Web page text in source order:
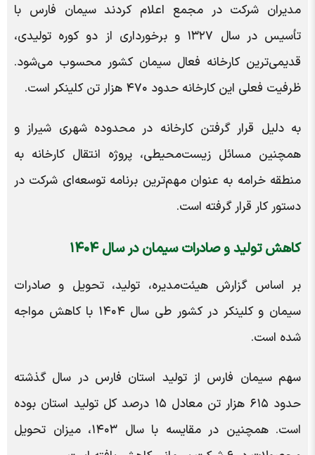
مدیران شرکت در مجمع اعلام کردند سیمان فارس با
تأسیس در سال ۱۳۲۷ و برخورداری از دو کوره تولیدی،
قدیمی‌ترین کارخانه فعال سیمان کشور محسوب می‌شود.
ظرفیت فعلی این کارخانه حدود ۴۷۰ هزار تن کلینکر است.
به دلیل قرار گرفتن کارخانه در محدوده شهری شیراز و
همچنین مسائل زیست‌محیطی، پروژه انتقال کارخانه به
منطقه خرامه به عنوان مهم‌ترین برنامه توسعه‌ای شرکت در
دستور کار قرار گرفته است.
کاهش تولید و صادرات سیمان در سال ۱۴۰۴
بر اساس گزارش هیئت‌مدیره، تولید، تحویل و صادرات
سیمان و کلینکر در کشور طی سال ۱۴۰۴ با کاهش مواجه
شده است.
سهم سیمان فارس از تولید استان فارس در سال گذشته
حدود ۶۱۵ هزار تن معادل ۱۵ درصد کل تولید استان بوده
است. همچنین در مقایسه با سال ۱۴۰۳، میزان تحویل